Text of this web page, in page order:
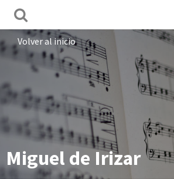
Volver al inicio
Miguel de Irizar